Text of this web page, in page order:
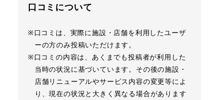
口コミについて
※口コミは、実際に施設・店舗を利用したユーザ
ーの方のみ投稿いただけます。
※口コミの内容は、あくまでも投稿者が利用した
当時の状況に基づいています。その後の施設・
店舗リニューアルやサービス内容の変更等によ
り、現在の状況と大きく異なる場合があります